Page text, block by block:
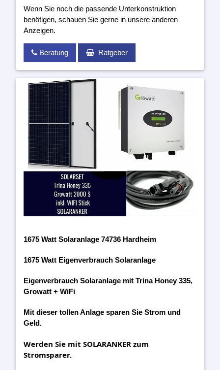
Wenn Sie noch die passende Unterkonstruktion
benötigen, schauen Sie gerne in unsere anderen
Anzeigen.
Beratung Ratgeber
1675 Watt Solaranlage 74736 Hardheim
1675 Watt Eigenverbrauch Solaranlage
Eigenverbrauch Solaranlage mit Trina Honey 335,
Growatt + WiFi
Mit dieser tollen Anlage sparen Sie Strom und
Geld.
Werden Sie mit SOLARANKER zum
Stromsparer.